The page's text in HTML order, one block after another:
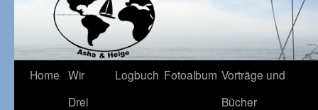
Zum
Home Wir
Drei
Logbuch Fotoalbum Vorträge und
Bücher